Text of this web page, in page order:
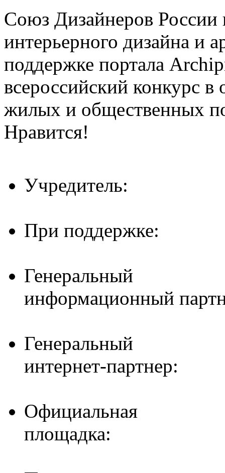
Союз Дизайнеров России
интерьерного дизайна и
поддержке портала
всероссийский конкурс в
жилых и общественных
Нравится!
Учредитель:
При поддержке:
Генеральный
информационный
Генеральный
интернет-партнер:
Официальная
площадка: